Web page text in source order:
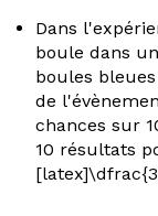
Dans
boule dans
boules
de
chances sur
10 résultats